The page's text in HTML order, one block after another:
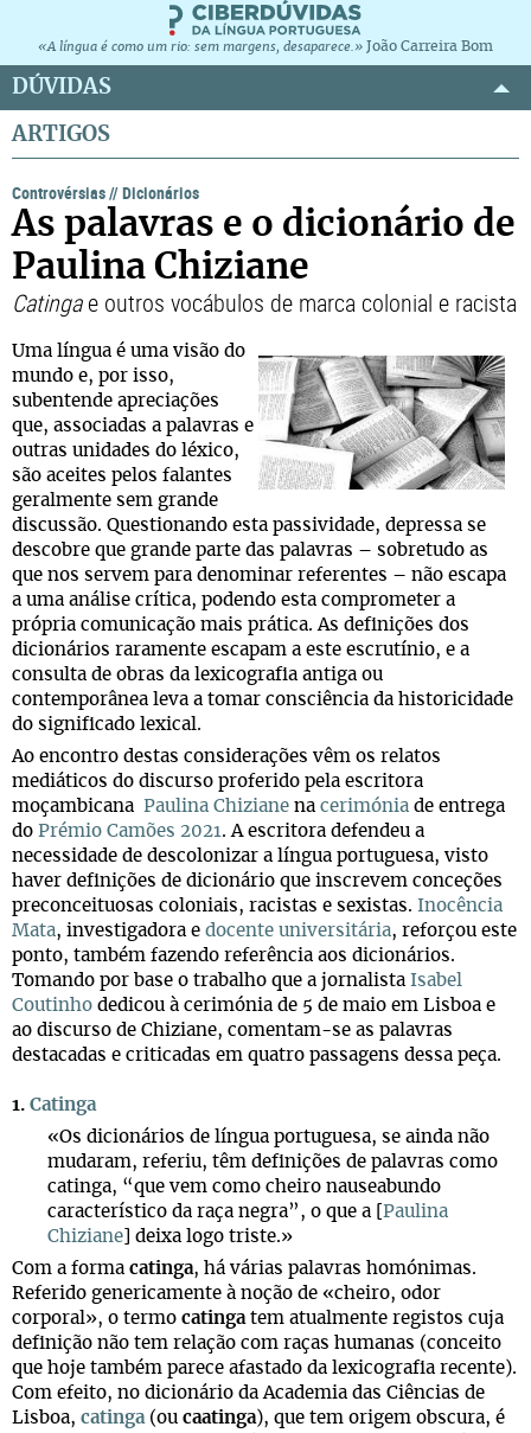
«A língua é como um rio: sem margens, desaparece.» João Carreira Bom
DÚVIDAS
ARTIGOS
Controvérsias//Dicionários
As palavras e o dicionário de
Paulina Chiziane
Catingae outros vocábulos de marca colonial e racista
Uma língua é uma visão do
mundo e, por isso,
subentende apreciações
que, associadas a palavras e
outras unidades do léxico,
são aceites pelos falantes
geralmente sem grande
discussão. Questionando esta passividade, depressa se
descobre que grande parte das palavras – sobretudo as
que nos servem para denominar referentes – não escapa
a uma análise crítica, podendo esta comprometer a
própria comunicação mais prática. As definições dos
dicionários raramente escapam a este escrutínio, e a
consulta de obras da lexicografia antiga ou
contemporânea leva a tomar consciência da historicidade
do significado lexical.
Ao encontro destas considerações vêm os relatos
mediáticos do discurso proferido pela escritora
moçambicana Paulina Chiziane na cerimónia de entrega
do Prémio Camões 2021. A escritora defendeu a
necessidade de descolonizar a língua portuguesa, visto
haver definições de dicionário que inscrevem conceções
preconceituosas coloniais, racistas e sexistas. Inocência
Mata, investigadora e docente universitária, reforçou este
ponto, também fazendo referência aos dicionários.
Tomando por base o trabalho que a jornalista Isabel
Coutinho dedicou à cerimónia de 5 de maio em Lisboa e
ao discurso de Chiziane, comentam-se as palavras
destacadas e criticadas em quatro passagens dessa peça.
1. Catinga
«Os dicionários de língua portuguesa, se ainda não
mudaram, referiu, têm definições de palavras como
catinga, “que vem como cheiro nauseabundo
característico da raça negra”, o que a [ Paulina
Chiziane ] deixa logo triste.»
Com a forma catinga, há várias palavras homónimas.
Referido genericamente à noção de «cheiro, odor
corporal», o termo catingatem atualmente registos cuja
definição não tem relação com raças humanas (conceito
que hoje também parece afastado da lexicografia recente).
Com efeito, no dicionário da Academia das Ciências de
Lisboa, catinga (ou caatinga), que tem origem obscura, é